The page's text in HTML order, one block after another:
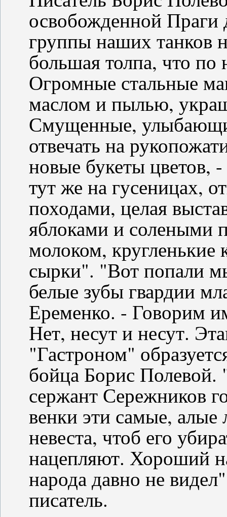
освобожденной
группы наших танков
большая толпа, что по
Огромные стальные
маслом и пылью,
Смущенные,
отвечать на
новые букеты цветов,
тут же на гусеницах,
походами, целая
яблоками и солеными
молоком, кругленькие
сырки". "Вот попали
белые зубы гвардии
Еременко. - Говорим
Нет, несут и несут.
"Гастроном"
бойца Борис Полевой.
сержант Сережников
венки эти самые, алые
невеста, чтоб его
нацепляют. Хороший
народа давно не
писатель.